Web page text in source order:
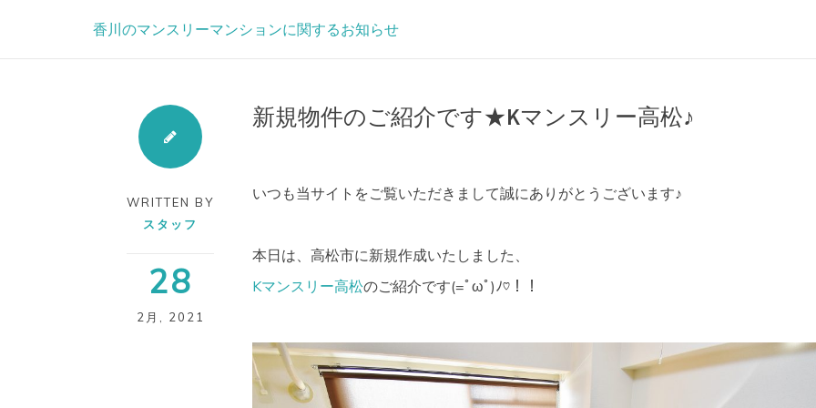
香川のマンスリーマンションに関するお知らせ
WRITTEN BY
スタッフ
28
2月 2021
新規物件のご紹介です★Kマンスリー高松♪
いつも当サイトをご覧いただきまして誠にありがとうございます♪
本日は、高松市に新規作成いたしました、
Kマンスリー高松のご紹介です(=ﾟωﾟ)ﾉ♡！！